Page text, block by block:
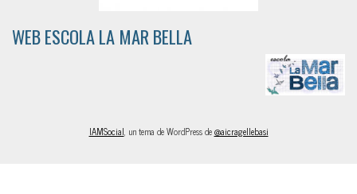
WEB ESCOLA LA MAR BELLA
IAMSocial, un tema de WordPress de@aicragellebasi